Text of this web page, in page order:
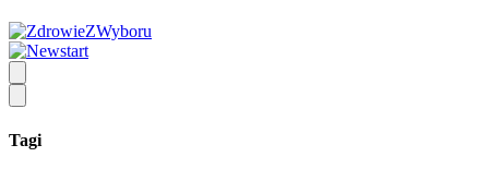
Tagi